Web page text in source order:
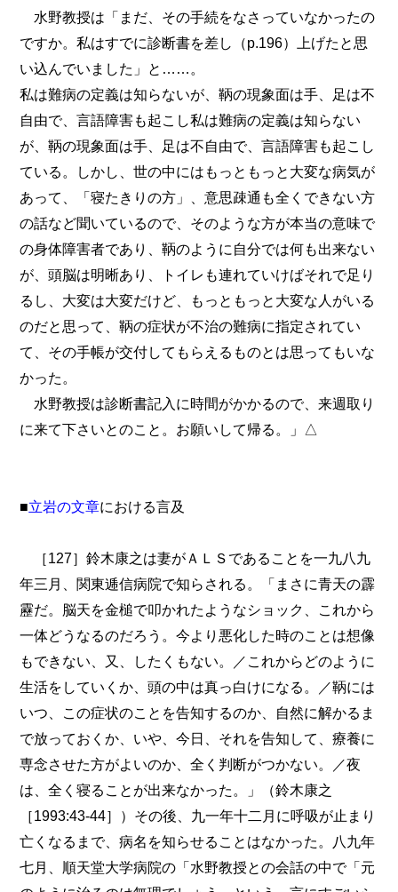
水野教授は「まだ、その手続をなさっていなかったの
ですか。私はすでに診断書を差し（p.196）上げたと思
い込んでいました」と……。
私は難病の定義は知らないが、鞆の現象面は手、足は不
自由で、言語障害も起こし私は難病の定義は知らない
が、鞆の現象面は手、足は不自由で、言語障害も起こし
ている。しかし、世の中にはもっともっと大変な病気が
あって、「寝たきりの方」、意思疎通も全くできない方
の話など聞いているので、そのような方が本当の意味で
の身体障害者であり、鞆のように自分では何も出来ない
が、頭脳は明晰あり、トイレも連れていけばそれで足り
るし、大変は大変だけど、もっともっと大変な人がいる
のだと思って、鞆の症状が不治の難病に指定されてい
て、その手帳が交付してもらえるものとは思ってもいな
かった。
水野教授は診断書記入に時間がかかるので、来週取り
に来て下さいとのこと。お願いして帰る。」△
■立岩の文章における言及
［127］鈴木康之は妻がＡＬＳであることを一九八九
年三月、関東逓信病院で知らされる。「まさに青天の霹
靂だ。脳天を金槌で叩かれたようなショック、これから
一体どうなるのだろう。今より悪化した時のことは想像
もできない、又、したくもない。／これからどのように
生活をしていくか、頭の中は真っ白けになる。／鞆には
いつ、この症状のことを告知するのか、自然に解かるま
で放っておくか、いや、今日、それを告知して、療養に
専念させた方がよいのか、全く判断がつかない。／夜
は、全く寝ることが出来なかった。」（鈴木康之
［1993:43-44］）その後、九一年十二月に呼吸が止まり
亡くなるまで、病名を知らせることはなかった。八九年
七月、順天堂大学病院の「水野教授との会話の中で「元